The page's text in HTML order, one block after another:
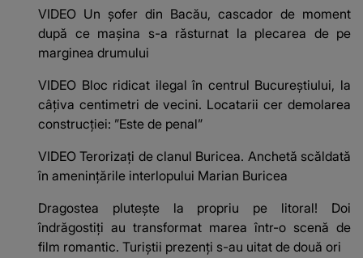
VIDEO Un șofer din Bacău, cascador de moment
după ce mașina s-a răsturnat la plecarea de pe
marginea drumului
VIDEO Bloc ridicat ilegal în centrul Bucureștiului, la
câțiva centimetri de vecini. Locatarii cer demolarea
construcției: ”Este de penal”
VIDEO Terorizați de clanul Buricea. Anchetă scăldată
în amenințările interlopului Marian Buricea
Dragostea plutește la propriu pe litoral! Doi
îndrăgostiți au transformat marea într-o scenă de
film romantic. Turiștii prezenți s-au uitat de două ori